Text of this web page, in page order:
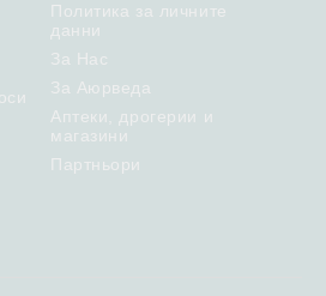
Политика за личните
данни
За Нас
За Аюрведа
Аптеки, дрогерии и
магазини
Партньори